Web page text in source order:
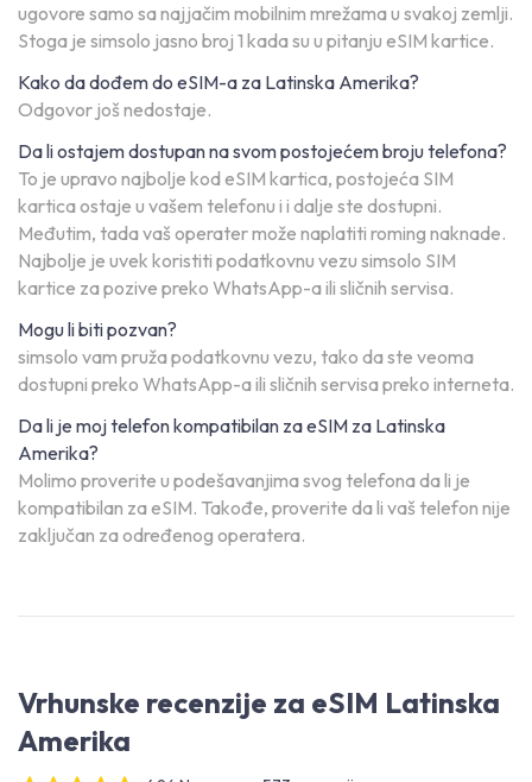
ugovore samo sa najjačim mobilnim mrežama u svakoj zemlji.
Stoga je simsolo jasno broj 1 kada su u pitanju eSIM kartice.
Kako da dođem do eSIM-a za Latinska Amerika?
Odgovor još nedostaje.
Da li ostajem dostupan na svom postojećem broju telefona?
To je upravo najbolje kod eSIM kartica, postojeća SIM
kartica ostaje u vašem telefonu i i dalje ste dostupni.
Međutim, tada vaš operater može naplatiti roming naknade.
Najbolje je uvek koristiti podatkovnu vezu simsolo SIM
kartice za pozive preko WhatsApp-a ili sličnih servisa.
Mogu li biti pozvan?
simsolo vam pruža podatkovnu vezu, tako da ste veoma
dostupni preko WhatsApp-a ili sličnih servisa preko interneta.
Da li je moj telefon kompatibilan za eSIM za Latinska
Amerika?
Molimo proverite u podešavanjima svog telefona da li je
kompatibilan za eSIM. Takođe, proverite da li vaš telefon nije
zaključan za određenog operatera.
Vrhunske recenzije za eSIM Latinska
Amerika